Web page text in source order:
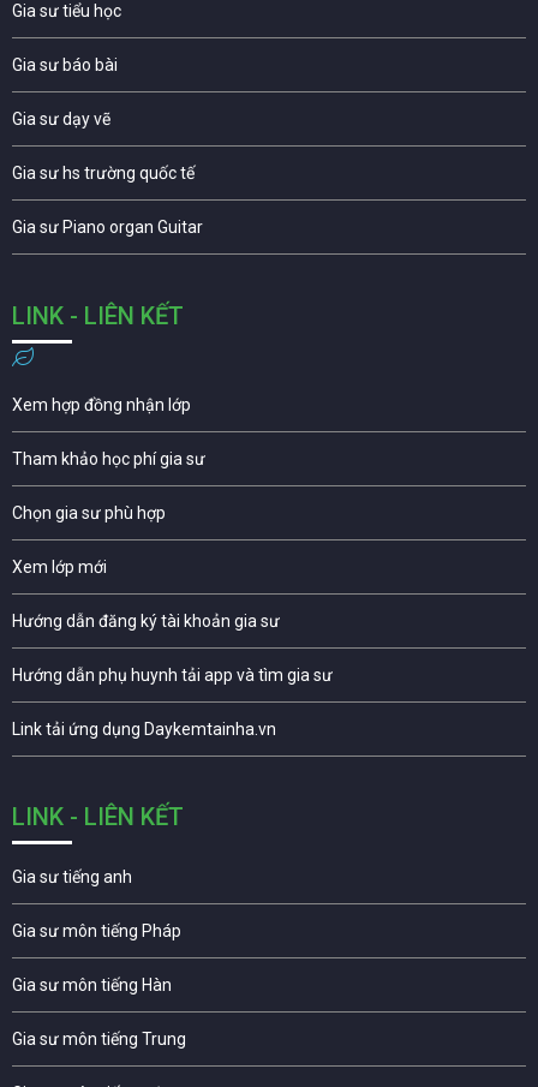
Gia sư tiểu học
Gia sư báo bài
Gia sư dạy vẽ
Gia sư hs trường quốc tế
Gia sư Piano organ Guitar
LINK - LIÊN KẾT
Xem hợp đồng nhận lớp
Tham khảo học phí gia sư
Chọn gia sư phù hợp
Xem lớp mới
Hướng dẫn đăng ký tài khoản gia sư
Hướng dẫn phụ huynh tải app và tìm gia sư
Link tải ứng dụng Daykemtainha.vn
LINK - LIÊN KẾT
Gia sư tiếng anh
Gia sư môn tiếng Pháp
Gia sư môn tiếng Hàn
Gia sư môn tiếng Trung